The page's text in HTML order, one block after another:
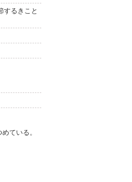
するきこと
ている。